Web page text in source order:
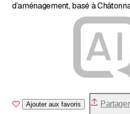
d’aménagement, basé à
Ajouter aux favoris Partager